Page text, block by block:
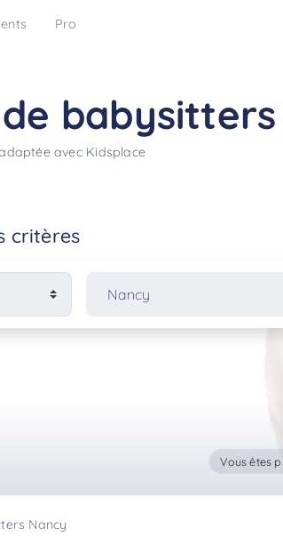
Pro
avec Kidsplace
critères
Vous êtes
Nancy